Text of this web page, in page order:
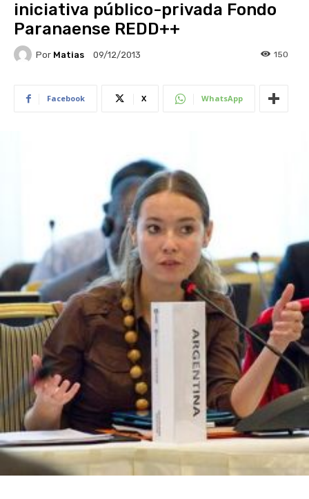
iniciativa público-privada Fondo
Paranaense REDD++
Por Matias 09/12/2013 150
Facebook X WhatsApp